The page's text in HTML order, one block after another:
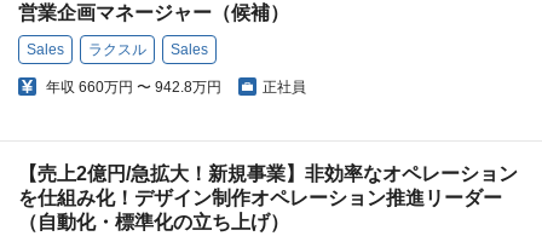
営業企画マネージャー（候補）
Sales ラクスル Sales
年収 660万円 〜 942.8万円 正社員
【売上2億円/急拡大！新規事業】非効率なオペレーション
を仕組み化！デザイン制作オペレーション推進リーダー
（自動化・標準化の立ち上げ）